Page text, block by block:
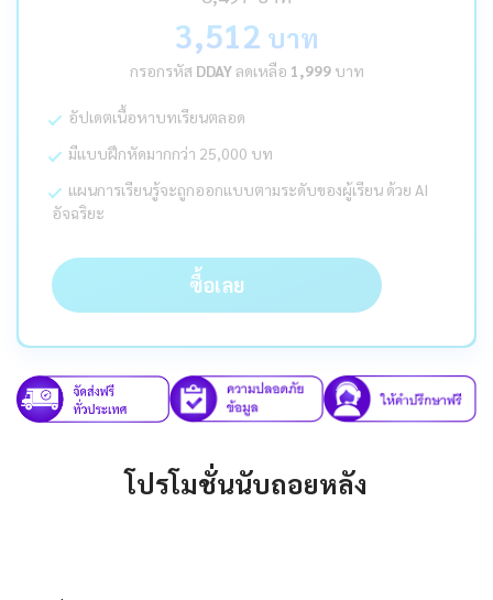
3,512 บาท
กรอกรหัส DDAYลดเหลือ 1,999บาท
อัปเดตเนื้อหาบทเรียนตลอด
มีแบบฝึกหัดมากกว่า 25,000 บท
แผนการเรียนรู้จะถูกออกแบบตามระดับของผู้เรียน ด้วย AI
อัจฉริยะ
ซื้อเลย
โปรโมชั่นนับถอยหลัง